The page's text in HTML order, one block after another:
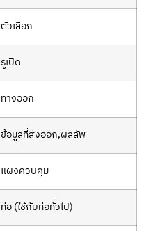
ตัวเลือก
รูเปิด
ทางออก
ข้อมูลที่ส่งออก,ผลลัพ
แผงควบคุม
ท่อ (ใช้กับท่อทั่วไป)